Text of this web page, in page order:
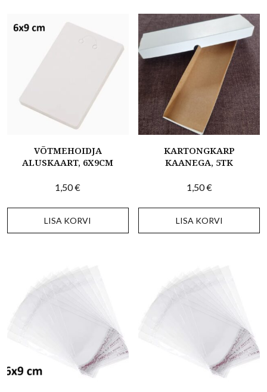
VÕTMEHOIDJA
ALUSKAART, 6X9CM
1,50€
LISA KORVI
KARTONGKARP
KAANEGA, 5TK
1,50€
LISA KORVI